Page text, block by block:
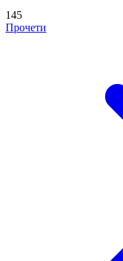
145
Прочети